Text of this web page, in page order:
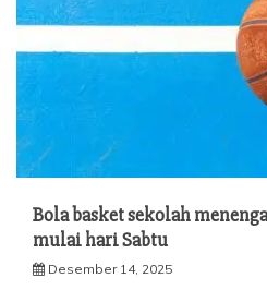
Bola basket sekolah
mulai hari Sabtu
Desember 14, 2025